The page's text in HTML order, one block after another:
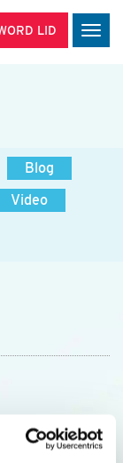
LID
Blog
Video
acties en tips